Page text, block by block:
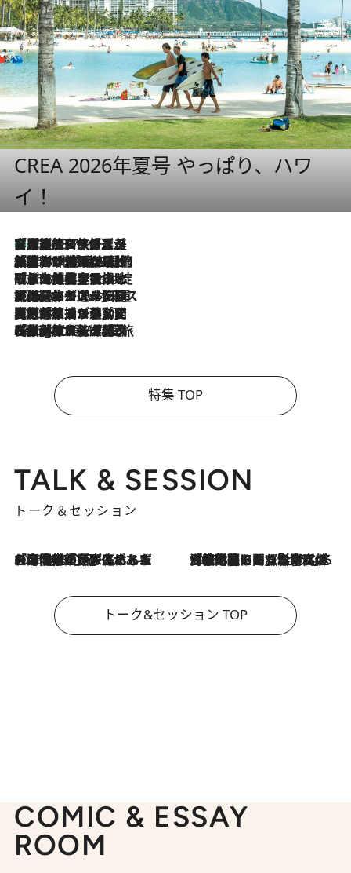
CREA 2026年夏号 やっぱり、ハワ
イ！
2026.8.7
【厳選旅コスメ】「多機能アイテムがメイン！」旅好き美容エディターが選んだ夏旅ベストコスメを発表【Mサイズジップ】
2026.8.6
「荷物が増えるほど旅ストレスは増す」美容ジャーナリストがたどり着いた最終結論。“化粧品を劇的に減らす”感動の凝縮美容とは
2026.8.6
「旅先には金髪ウィッグを持参」日本と同じメイクでは損してる!? 美容ジャーナリストが提案する“掟破りの旅美容”とは
2026.8.6
【厳選旅コスメ】「身軽さ＆UV対策重視！」ヘアアーティストshucoが選んだ夏旅ベストコスメを発表【Mサイズジップ】
2026.8.5
【厳選旅コスメ】国内をあちこち移動する河井菜摘が選んだ夏旅ベストコスメ発表！「リラックスアイテムはマスト」【Mサイズジップ】
2026.8.4
【厳選旅コスメ】「紫外線＆乾燥対策しながらメイク感も！」ヘア＆メイクGeorgeが選んだ夏旅ベストコスメを発表！【Mサイズジップ】
特集 TOP
TALK & SESSION
トーク＆セッション
2026.8.3
「今後値上げがあるとすれば…」「リスクがあるのは今年の冬」エネルギー専門家が語る、ホルムズ海峡封鎖が家庭にもたらす“ある心配” 2026.8.3
「住宅建てられない…」「サーチャージ料の高値が続いている」ホルムズ海峡封鎖による影響はいつまで続く？《エネルギー専門家に聞く“どうなる日本の暮らし”》
トーク&セッション TOP
COMIC & ESSAY
ROOM